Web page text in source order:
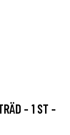
- 1 ST -